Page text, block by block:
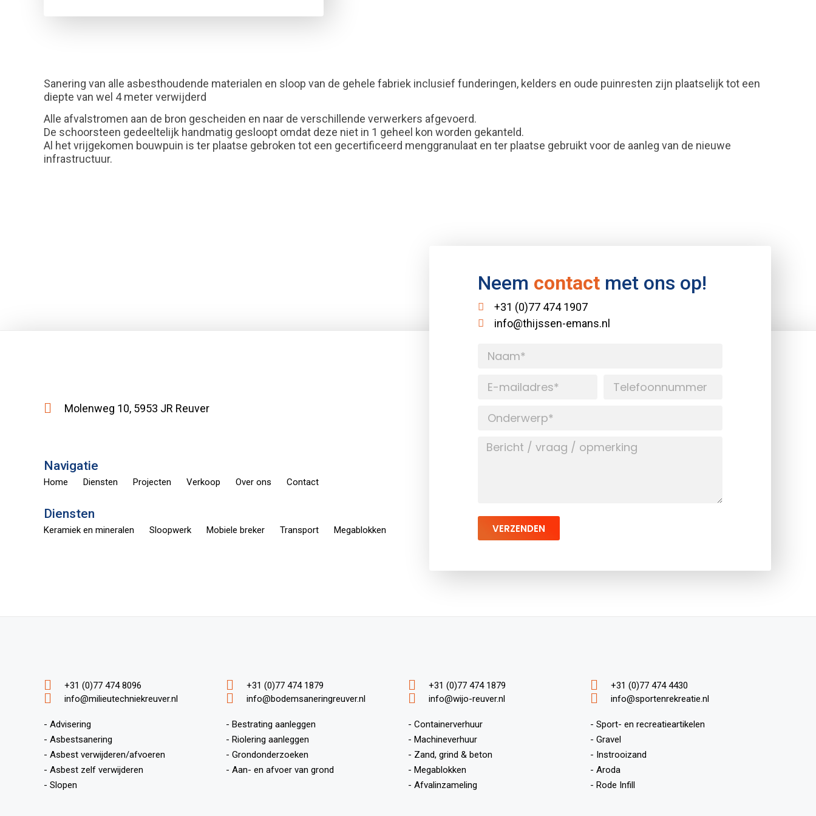
Sanering van alle asbesthoudende materialen en sloop van de gehele fabriek inclusief funderingen, kelders en oude puinresten zijn plaatselijk tot een
diepte van wel 4 meter verwijderd
Alle afvalstromen aan de bron gescheiden en naar de verschillende verwerkers afgevoerd.
De schoorsteen gedeeltelijk handmatig gesloopt omdat deze niet in 1 geheel kon worden gekanteld.
Al het vrijgekomen bouwpuin is ter plaatse gebroken tot een gecertificeerd menggranulaat en ter plaatse gebruikt voor de aanleg van de nieuwe
infrastructuur.
Molenweg 10, 5953 JR Reuver
Navigatie
Home Diensten Projecten Verkoop Over ons Contact
Diensten
Keramiek en mineralen Sloopwerk Mobiele breker Transport Megablokken
Neem contact met ons op!
+31 (0)77 474 1907
info@thijssen-emans.nl
VERZENDEN
+31 (0)77 474 8096
info@milieutechniekreuver.nl
- Advisering
- Asbestsanering
- Asbest verwijderen/afvoeren
- Asbest zelf verwijderen
- Slopen
+31 (0)77 474 1879
info@bodemsaneringreuver.nl
- Bestrating aanleggen
- Riolering aanleggen
- Grondonderzoeken
- Aan- en afvoer van grond
+31 (0)77 474 1879
info@wijo-reuver.nl
- Containerverhuur
- Machineverhuur
- Zand, grind & beton
- Megablokken
- Afvalinzameling
+31 (0)77 474 4430
info@sportenrekreatie.nl
- Sport- en recreatieartikelen
- Gravel
- Instrooizand
- Aroda
- Rode Infill